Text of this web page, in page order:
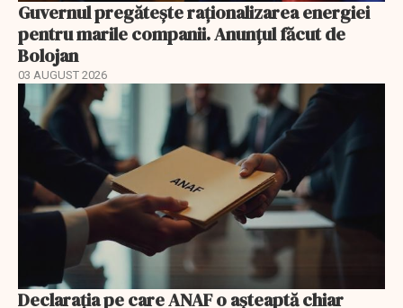
Guvernul pregătește raționalizarea energiei
pentru marile companii. Anunțul făcut de
Bolojan
03 AUGUST 2026
Declarația pe care ANAF o așteaptă chiar